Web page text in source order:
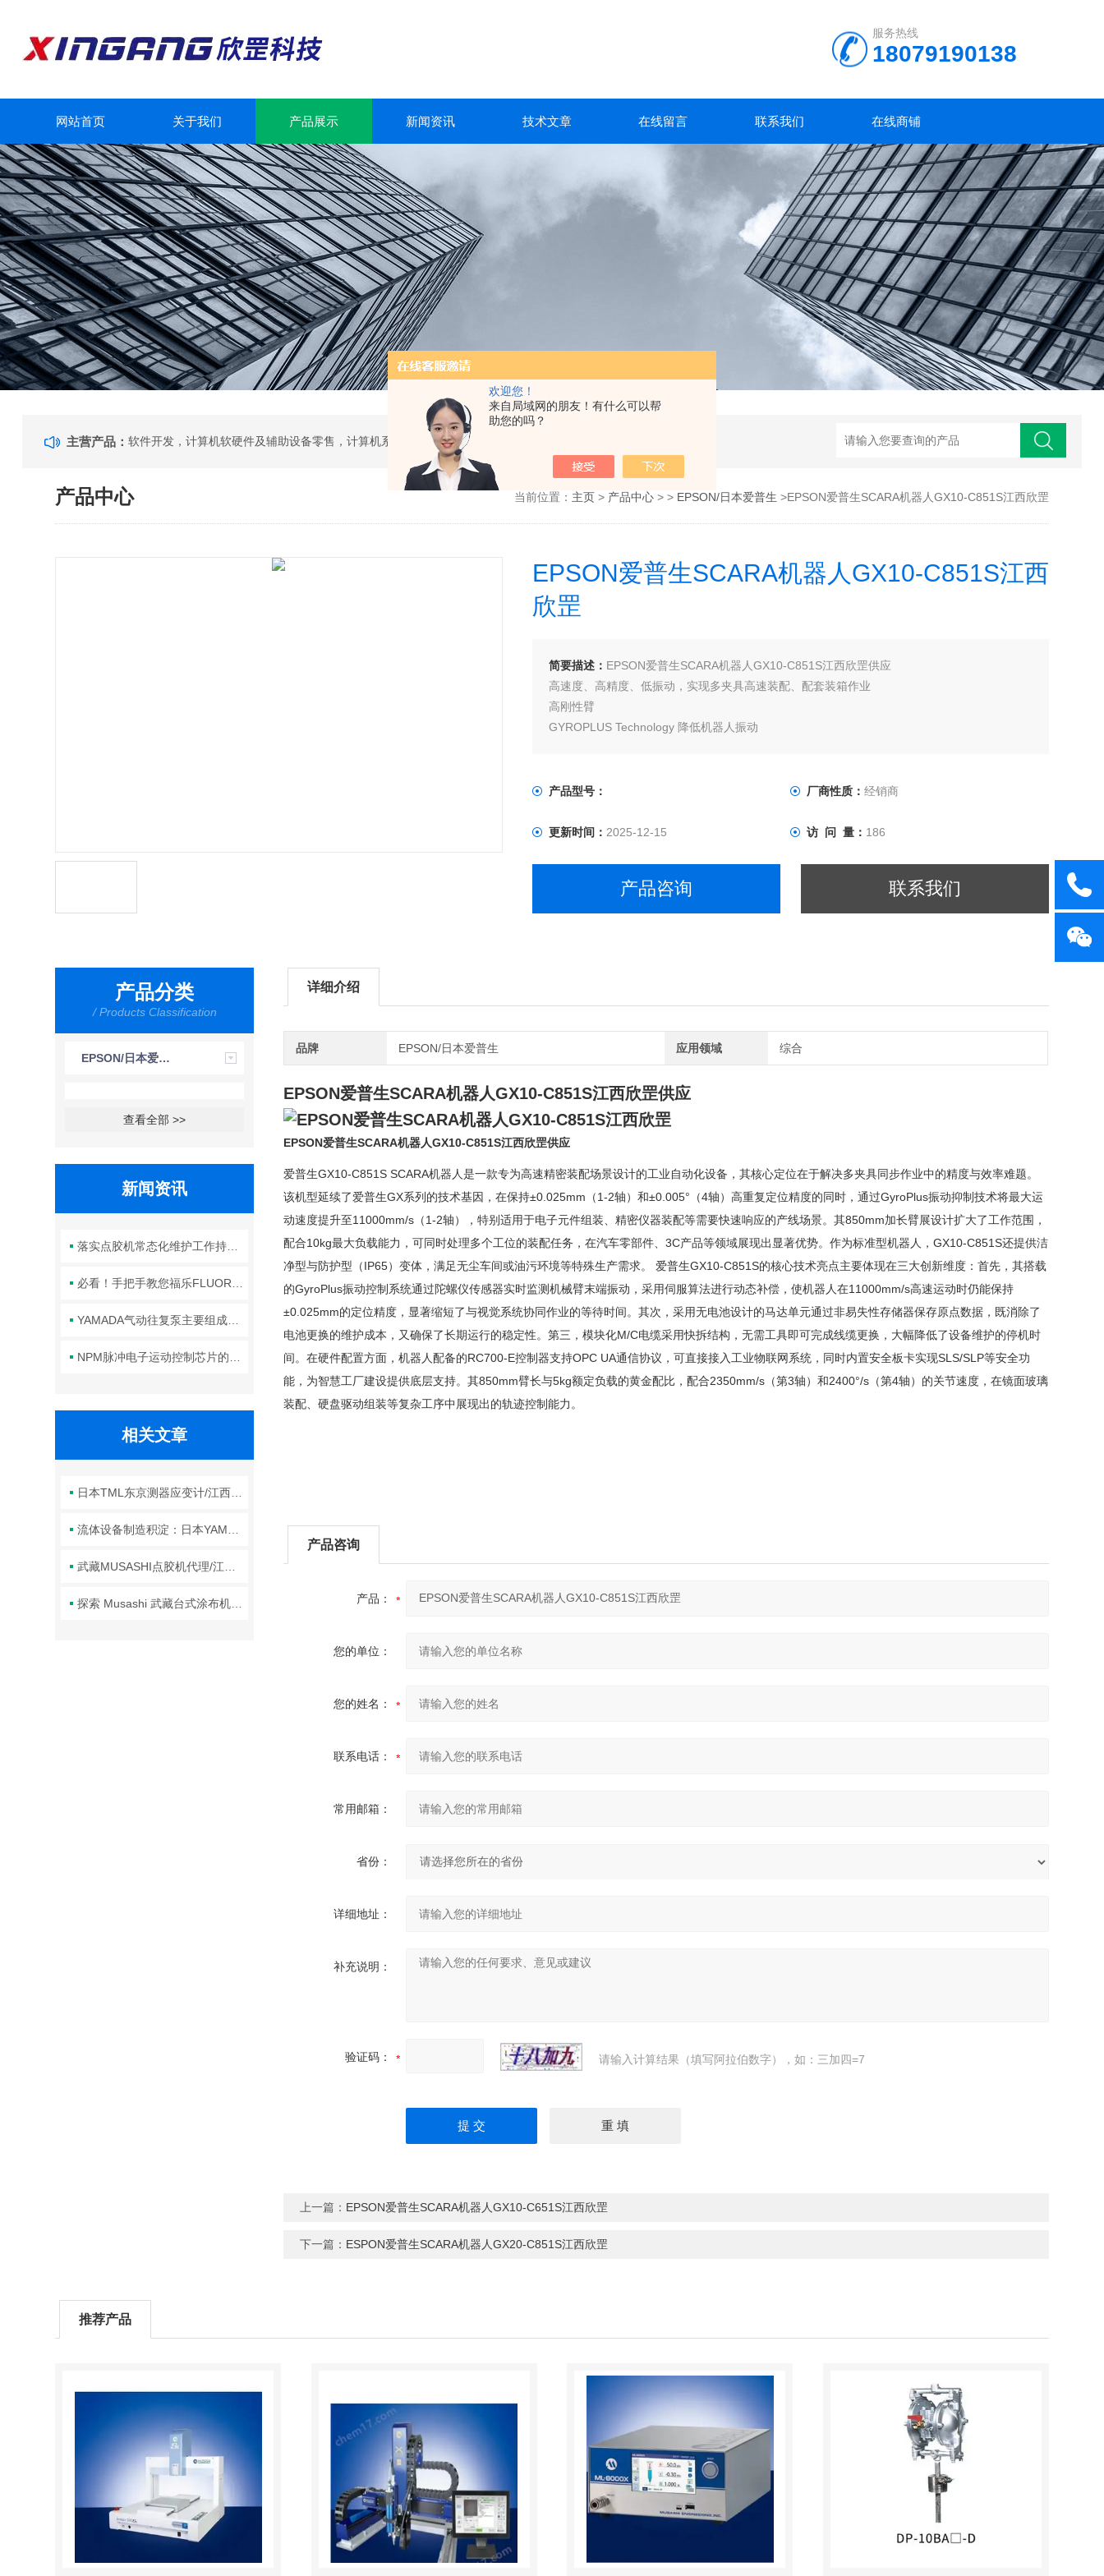
欢迎您！
来自局域网的朋友！有什么可以帮
助您的吗？
服务热线
18079190138
网站首页 关于我们 产品展示 新闻资讯 技术文章 在线留言 联系我们 在线商铺
主营产品：
产品中心 当前位置： 主页> 产品中心> > EPSON/日本爱普生 >EPSON爱普生SCARA机器人GX10-C851S江西欣罡
EPSON爱普生SCARA机器人GX10-C851S江西
欣罡
简要描述： EPSON爱普生SCARA机器人GX10-C851S江西欣罡供应
高速度、高精度、低振动，实现多夹具高速装配、配套装箱作业
高刚性臂
GYROPLUS Technology 降低机器人振动
产品型号：
厂商性质：经销商
更新时间： 2025-12-15 访 问 量： 186
产品咨询 联系我们
产品分类
/ Products Classification
EPSON/日本爱普生
查看全部 >>
新闻资讯
相关文章
详细介绍
品牌 EPSON/日本爱普生 应用领域 综合
EPSON爱普生SCARA机器人GX10-C851S江西欣罡供应
EPSON爱普生SCARA机器人GX10-C851S江西欣罡供应
爱普生GX10-C851S SCARA机器人是一款专为高速精密装配场景设计的工业自动化设备，其核心定位在于解决多夹具同步作业中的精度与效率难题。
该机型延续了爱普生GX系列的技术基因，在保持±0.025mm（1-2轴）和±0.005°（4轴）高重复定位精度的同时，通过GyroPlus振动抑制技术将最大运
动速度提升至11000mm/s（1-2轴），特别适用于电子元件组装、精密仪器装配等需要快速响应的产线场景。其850mm加长臂展设计扩大了工作范围，
配合10kg最大负载能力，可同时处理多个工位的装配任务，在汽车零部件、3C产品等领域展现出显著优势。作为标准型机器人，GX10-C851S还提供洁
净型与防护型（IP65）变体，满足无尘车间或油污环境等特殊生产需求。 爱普生GX10-C851S的核心技术亮点主要体现在三大创新维度：首先，其搭载
的GyroPlus振动控制系统通过陀螺仪传感器实时监测机械臂末端振动，采用伺服算法进行动态补偿，使机器人在11000mm/s高速运动时仍能保持
±0.025mm的定位精度，显著缩短了与视觉系统协同作业的等待时间。其次，采用无电池设计的马达单元通过非易失性存储器保存原点数据，既消除了
电池更换的维护成本，又确保了长期运行的稳定性。第三，模块化M/C电缆采用快拆结构，无需工具即可完成线缆更换，大幅降低了设备维护的停机时
间。在硬件配置方面，机器人配备的RC700-E控制器支持OPC UA通信协议，可直接接入工业物联网系统，同时内置安全板卡实现SLS/SLP等安全功
能，为智慧工厂建设提供底层支持。其850mm臂长与5kg额定负载的黄金配比，配合2350mm/s（第3轴）和2400°/s（第4轴）的关节速度，在镜面玻璃
装配、硬盘驱动组装等复杂工序中展现出的轨迹控制能力。
产品咨询
产品：
您的单位：
您的姓名：
联系电话：
常用邮箱：
省份：
详细地址：
补充说明：
验证码： 请输入计算结果（填写阿拉伯数字），如：三加四=7
上一篇： EPSON爱普生SCARA机器人GX10-C651S江西欣罡
下一篇： ESPON爱普生SCARA机器人GX20-C851S江西欣罡
推荐产品